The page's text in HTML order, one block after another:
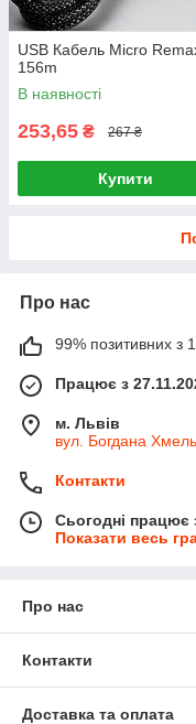
USB Кабель Micro
156m
В наявності
253,65 ₴ 267 ₴
Купити
Про нас
99% позитивних з
Працює з
м. Львів
вул. Богдана
Контакти
Сьогодні працює
Показати весь
Про нас
Контакти
Доставка та оплата